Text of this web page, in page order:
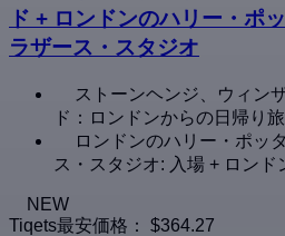
ド + ロンドンのハリー・ポ
ラザース・スタジオ
ストーンヘンジ、ウィン
ド：ロンドンからの日帰り
ロンドンのハリー・ポッ
ス・スタジオ: 入場 + ロン
NEW
Tiqets最安価格：
$364.27